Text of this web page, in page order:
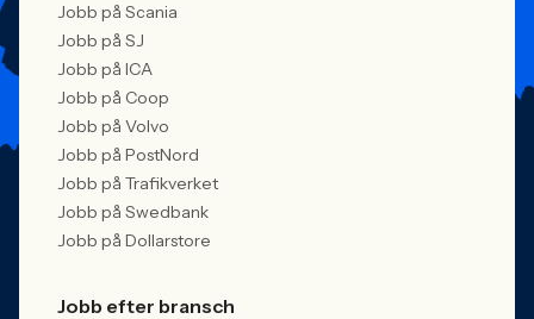
Jobb på Scania
Jobb på SJ
Jobb på ICA
Jobb på Coop
Jobb på Volvo
Jobb på PostNord
Jobb på Trafikverket
Jobb på Swedbank
Jobb på Dollarstore
Jobb efter bransch